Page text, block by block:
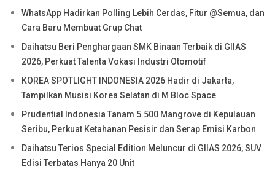
WhatsApp Hadirkan Polling Lebih Cerdas, Fitur @Semua, dan
Cara Baru Membuat Grup Chat
Daihatsu Beri Penghargaan SMK Binaan Terbaik di GIIAS
2026, Perkuat Talenta Vokasi Industri Otomotif
KOREA SPOTLIGHT INDONESIA 2026 Hadir di Jakarta,
Tampilkan Musisi Korea Selatan di M Bloc Space
Prudential Indonesia Tanam 5.500 Mangrove di Kepulauan
Seribu, Perkuat Ketahanan Pesisir dan Serap Emisi Karbon
Daihatsu Terios Special Edition Meluncur di GIIAS 2026, SUV
Edisi Terbatas Hanya 20 Unit